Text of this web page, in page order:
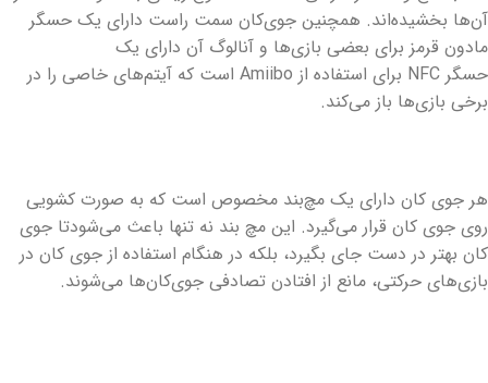
آن‌ها بخشیده‌اند. همچنین جوی‌کان سمت راست دارای یک حسگر
مادون قرمز برای بعضی بازی‌ها و آنالوگ آن دارای یک
حسگر NFC برای استفاده از Amiibo است که آیتم‌های خاصی را در
برخی بازی‌ها باز می‌کند.
هر جوی کان دارای یک مچ‌بند مخصوص است که به صورت کشویی
روی جوی کان قرار می‌گیرد. این مچ بند نه تنها باعث می‌شودتا جوی
کان بهتر در دست جای بگیرد، بلکه در هنگام استفاده از جوی کان در
بازی‌های حرکتی، مانع از افتادن تصادفی جوی‌کان‌ها می‌شوند.